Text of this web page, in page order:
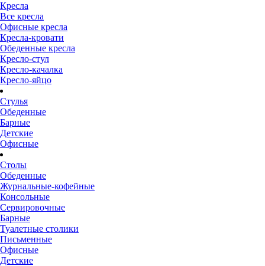
Кресла
Все кресла
Офисные кресла
Кресла-кровати
Обеденные кресла
Кресло-стул
Кресло-качалка
Кресло-яйцо
Стулья
Обеденные
Барные
Детские
Офисные
Столы
Обеденные
Журнальные-кофейные
Консольные
Сервировочные
Барные
Туалетные столики
Письменные
Офисные
Детские